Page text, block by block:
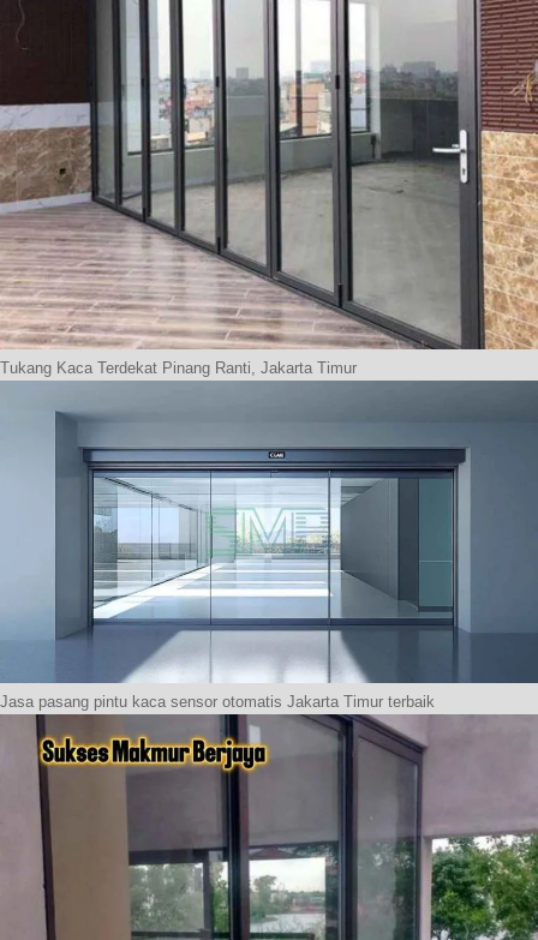
Tukang Kaca Terdekat Pinang Ranti, Jakarta Timur
Jasa pasang pintu kaca sensor otomatis Jakarta Timur terbaik